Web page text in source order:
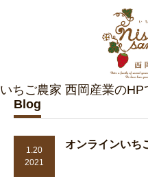
Blog
1.20
2021
オンラインいち